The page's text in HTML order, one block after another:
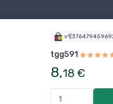
tgg591
8,18 €